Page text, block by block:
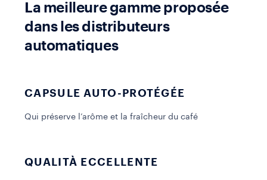
La meilleure gamme proposée
dans les distributeurs
automatiques
CAPSULE AUTO-PROTÉGÉE
Qui préserve l’arôme et la fraîcheur du café
QUALITÀ ECCELLENTE